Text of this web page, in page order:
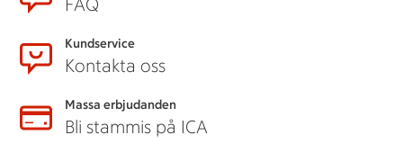
FAQ
Kundservice
Kontakta oss
Massa erbjudanden
Bli stammis på ICA